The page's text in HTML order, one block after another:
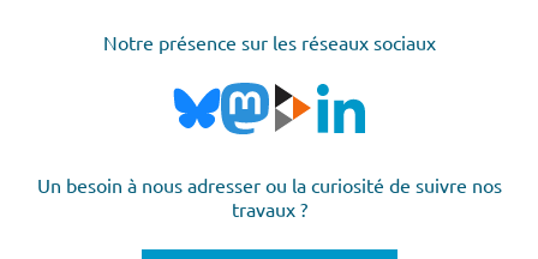
Notre présence sur les réseaux sociaux
Un besoin à nous adresser ou la curiosité de suivre nos
travaux ?